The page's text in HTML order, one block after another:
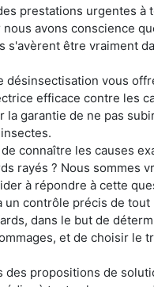
prestations urgentes à
avons conscience
s'avèrent être vraiment
désinsectisation vous
efficace contre les
la garantie de ne pas
connaître les causes
rayés ? Nous sommes
à répondre à cette
un contrôle précis de tout
dans le but de
et de choisir le
des propositions de